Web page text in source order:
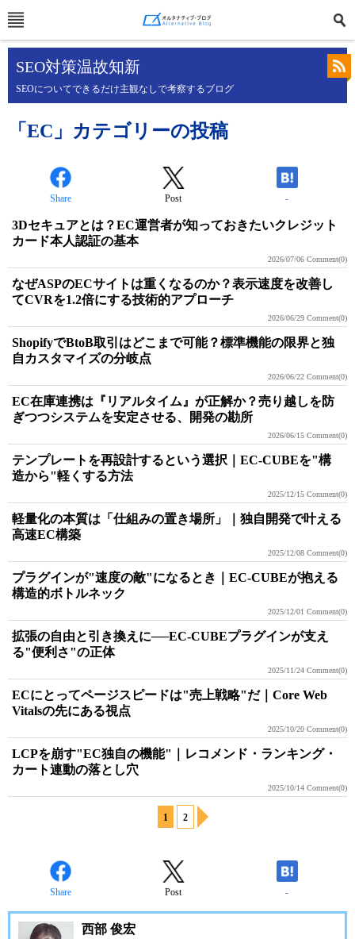
SEO対策温故知新
SEOについてできるだけ主観なしで考察するブログ
「EC」カテゴリーの投稿
Share Post -
3Dセキュアとは？EC運営者が知っておきたいクレジット
カード本人認証の基本
2026/07/06 Comment(0)
なぜASPのECサイトは重くなるのか？表示速度を改善し
てCVRを1.2倍にする技術的アプローチ
2026/06/29 Comment(0)
ShopifyでBtoB取引はどこまで可能？標準機能の限界と独
自カスタマイズの分岐点
2026/06/22 Comment(0)
EC在庫連携は『リアルタイム』が正解か？売り越しを防
ぎつつシステムを安定させる、開発の勘所
2026/06/15 Comment(0)
テンプレートを再設計するという選択｜EC-CUBEを"構
造から"軽くする方法
2025/12/15 Comment(0)
軽量化の本質は「仕組みの置き場所」｜独自開発で叶える
高速EC構築
2025/12/08 Comment(0)
プラグインが"速度の敵"になるとき｜EC-CUBEが抱える
構造的ボトルネック
2025/12/01 Comment(0)
拡張の自由と引き換えに──EC-CUBEプラグインが支え
る"便利さ"の正体
2025/11/24 Comment(0)
ECにとってページスピードは"売上戦略"だ｜Core Web
Vitalsの先にある視点
2025/10/20 Comment(0)
LCPを崩す"EC独自の機能"｜レコメンド・ランキング・
カート連動の落とし穴
2025/10/14 Comment(0)
1 2
Share Post -
西部 俊宏